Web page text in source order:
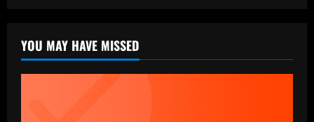
YOU MAY HAVE MISSED